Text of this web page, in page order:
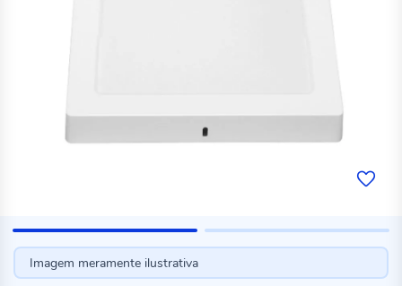
Imagem meramente ilustrativa